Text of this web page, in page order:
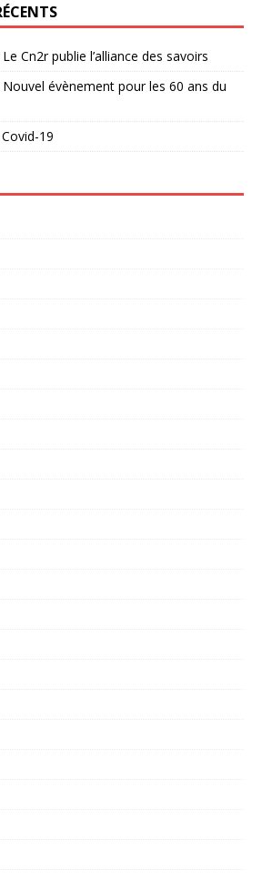
Le Cn2r publie l’alliance des savoirs
Nouvel évènement pour les 60 ans du
19